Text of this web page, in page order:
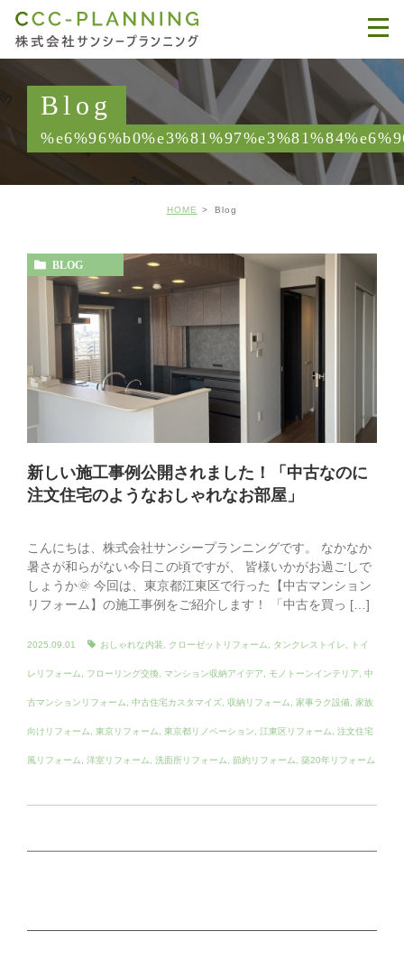
Blog
HOME Blog
BLOG
新しい施工事例公開されました！「中古なのに
注文住宅のようなおしゃれなお部屋」
こんにちは、株式会社サンシープランニングです。 なかなか
暑さが和らがない今日この頃ですが、 皆様いかがお過ごしで
しょうか🌞 今回は、東京都江東区で行った【中古マンション
リフォーム】の施工事例をご紹介します！ 「中古を買っ […]
2025.09.01 おしゃれな内装 クローゼットリフォーム タンクレストイレ トイ
レリフォーム フローリング交換 マンション収納アイデア モノトーンインテリア 中
古マンションリフォーム 中古住宅カスタマイズ 収納リフォーム 家事ラク設備 家族
向けリフォーム 東京リフォーム 東京都リノベーション 江東区リフォーム 注文住宅
風リフォーム 洋室リフォーム 洗面所リフォーム 節約リフォーム 築20年リフォーム